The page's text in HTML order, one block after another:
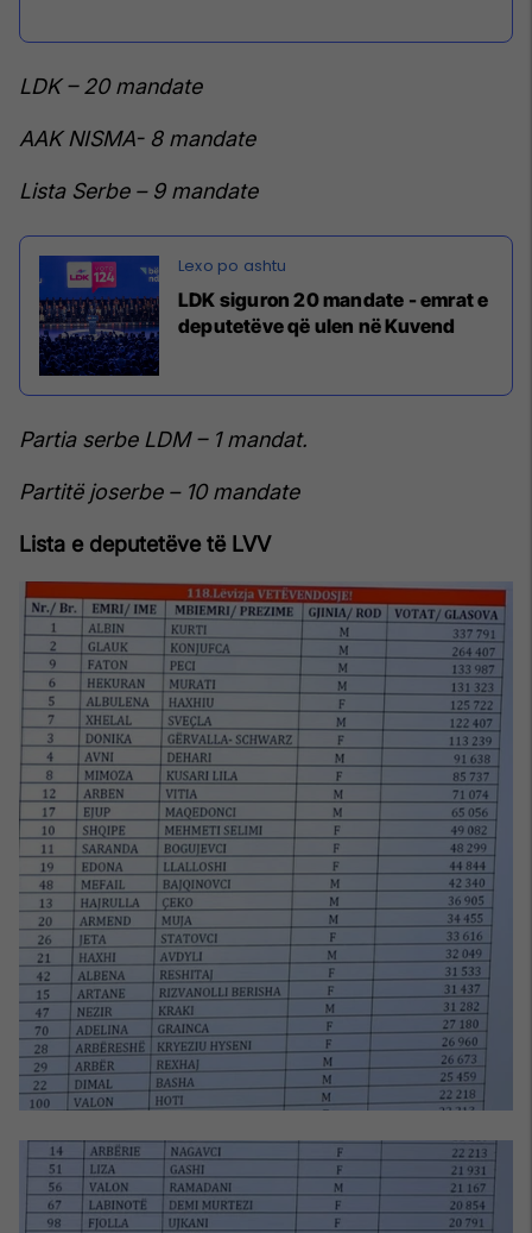
LDK – 20 mandate
AAK NISMA- 8 mandate
Lista Serbe – 9 mandate
LDK siguron 20 mandate - emrat e
deputetëve që ulen në Kuvend
Partia serbe LDM – 1 mandat.
Partitë joserbe – 10 mandate
Lista e deputetëve të LVV